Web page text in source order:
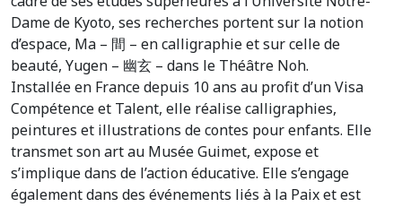
Dame de Kyoto, ses recherches portent sur la notion
d’espace, Ma – 間 – en calligraphie et sur celle de
beauté, Yugen – 幽玄 – dans le Théâtre Noh.
Installée en France depuis 10 ans au profit d’un Visa
Compétence et Talent, elle réalise calligraphies,
peintures et illustrations de contes pour enfants. Elle
transmet son art au Musée Guimet, expose et
s’implique dans de l’action éducative. Elle s’engage
également dans des événements liés à la Paix et est